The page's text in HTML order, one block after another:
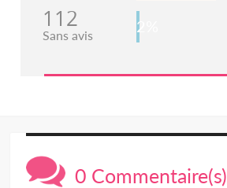
112
Sans avis 2%
0 Commentaire(s)